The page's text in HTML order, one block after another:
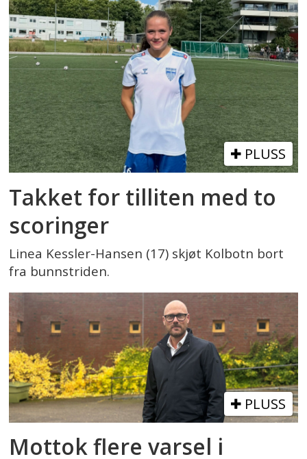
PLUSS
Takket for tilliten med to
scoringer
Linea Kessler-Hansen (17) skjøt Kolbotn bort
fra bunnstriden.
PLUSS
Mottok flere varsel i